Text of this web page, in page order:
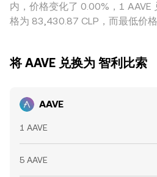
内，价格变化了 0.00%，1 AAVE
格为 83,430.87 CLP，而最低价
将 AAVE 兑换为 智利比索
AAVE
1 AAVE
5 AAVE